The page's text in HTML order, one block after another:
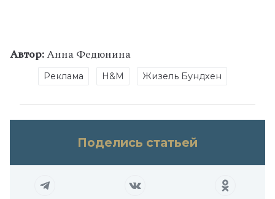
Автор:Анна Федюнина
Реклама H&M Жизель Бундхен
Поделись статьей